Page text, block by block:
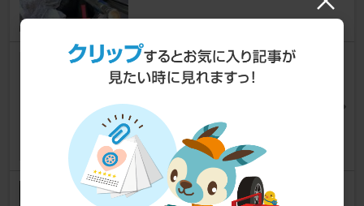
ﾘﾔﾌﾞﾚｰｷｼｭｰ(2WD)交換の巻
パッソ [C10系]
4
自作 ナンバー灯 ＬＥＤ化